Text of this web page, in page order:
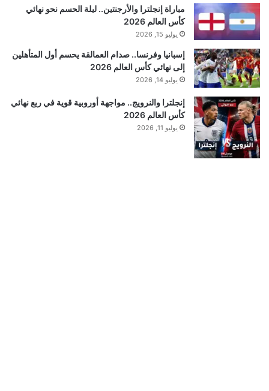
مباراة إنجلترا والأرجنتين.. ليلة الحسم نحو نهائي
كأس العالم 2026
يوليو 15, 2026
إسبانيا وفرنسا.. صدام العمالقة يحسم أول المتأهلين
إلى نهائي كأس العالم 2026
يوليو 14, 2026
إنجلترا والنرويج.. مواجهة أوروبية قوية في ربع نهائي
كأس العالم 2026
يوليو 11, 2026